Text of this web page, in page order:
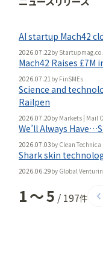
法人向け
無料
AI startup Mach42
2026.07.22by
Mach42 Raises £7M
2026.07.21by FinSMEs
Science and
Railpen
2026.07.20by Markets | Mail
We’ll Always
2026.07.03by Clean Technica
Shark skin
2026.06.29by Global
1〜5 / 197件